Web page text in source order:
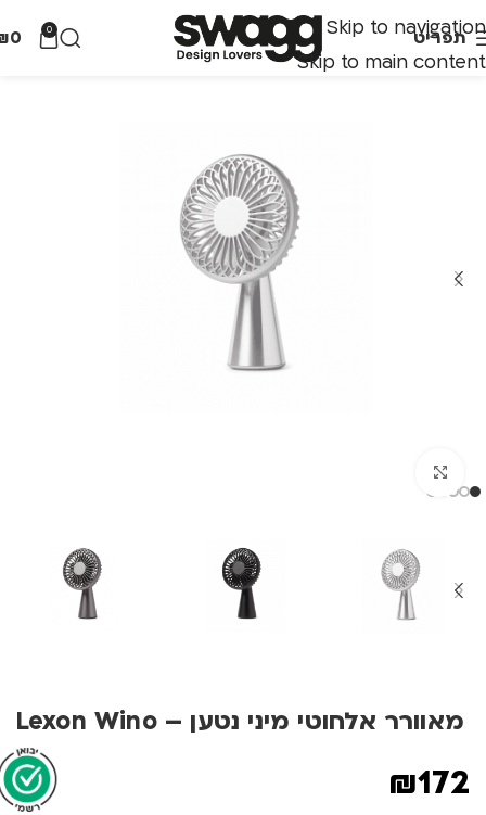
Skip to navigation
Skip to main content
תפריט 0
0
מאוורר אלחוטי מיני נטען – Lexon Wino
₪172